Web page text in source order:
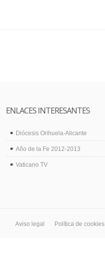
ENLACES INTERESANTES
Diócesis Orihuela-Alicante
Año de la Fe 2012-2013
Vaticano TV
Aviso legal Política de cookies